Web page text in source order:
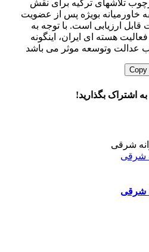
تلاشهای ترکیه برای نقش
خاورمیانه بویژه پس از عضویت
قابل ارزیابی است. با توجه به
هسته ای ایران، اینگونه
عدالت وتوسعه موثر می باشد
Copy
اشتراک بگذارید!
شرقی
شرقی